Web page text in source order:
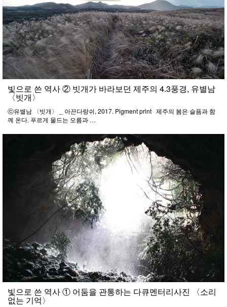
빛으로 쓴 역사 ② 빗개가 바라보던 제주의 4.3풍경, 유별남
〈빗개〉
ⓒ유별남 〈빗개〉 _ 아끈다랑쉬, 2017. Pigment print 제주의 봄은 슬픔과 함
께 온다. 푸르게 물드는 오름과 …
빛으로 쓴 역사 ① 어둠을 관통하는 다큐멘터리사진 〈소리
없는 기억〉